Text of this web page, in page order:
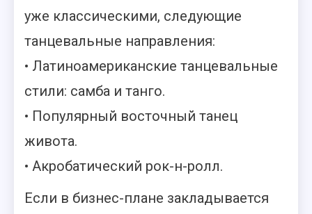
уже классическими, следующие
танцевальные направления:
• Латиноамериканские танцевальные
стили: самба и танго.
• Популярный восточный танец
живота.
• Акробатический рок-н-ролл.
Если в бизнес-плане закладывается